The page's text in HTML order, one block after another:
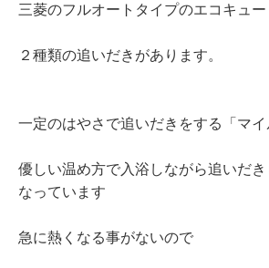
三菱のフルオートタイプのエコキュー
２種類の追いだきがあります。
一定のはやさで追いだきをする「マイ
優しい温め方で入浴しながら追いだ
なっています
急に熱くなる事がないので